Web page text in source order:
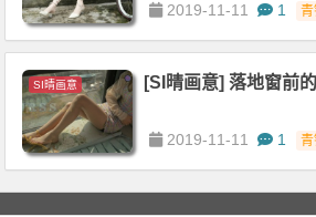
2019-11-11 1
SI晴画意 [SI晴画意] 落地窗前
2019-11-11 1